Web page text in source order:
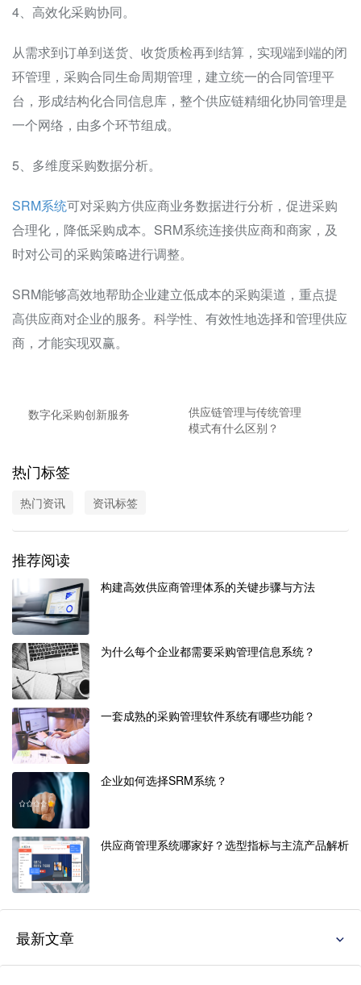
4、高效化采购协同。
从需求到订单到送货、收货质检再到结算，实现端到端的闭
环管理，采购合同生命周期管理，建立统一的合同管理平
台，形成结构化合同信息库，整个供应链精细化协同管理是
一个网络，由多个环节组成。
5、多维度采购数据分析。
SRM系统可对采购方供应商业务数据进行分析，促进采购
合理化，降低采购成本。SRM系统连接供应商和商家，及
时对公司的采购策略进行调整。
SRM能够高效地帮助企业建立低成本的采购渠道，重点提
高供应商对企业的服务。科学性、有效性地选择和管理供应
商，才能实现双赢。
数字化采购创新服务
供应链管理与传统管理
模式有什么区别？
热门标签
热门资讯 资讯标签
推荐阅读
构建高效供应商管理体系的关键步骤与方法
为什么每个企业都需要采购管理信息系统？
一套成熟的采购管理软件系统有哪些功能？
企业如何选择SRM系统？
供应商管理系统哪家好？选型指标与主流产品解析
最新文章